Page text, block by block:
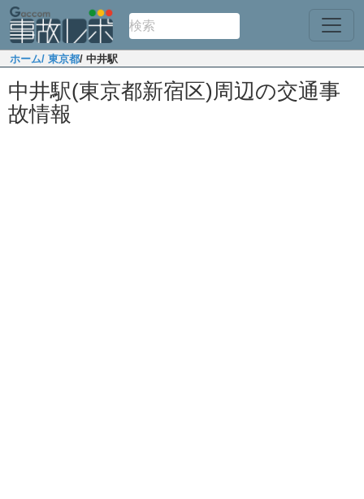
ホーム/ 東京都/ 中井駅
中井駅(東京都新宿区)周辺の交通事
故情報